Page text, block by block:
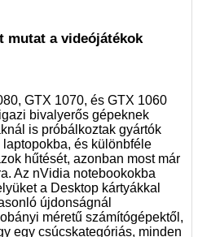
mutat a videójátékok
GTX 1070, és GTX 1060
bivalyerős gépeknek
is próbálkoztak gyártók
és különbféle
hűtését, azonban most már
Az nVidia notebookokba
a Desktop kártyákkal
újdonságnál
méretű számítógépektől,
egy csúcskategóriás, minden